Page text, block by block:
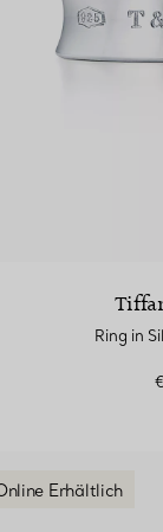
Ring in
Erhältlich